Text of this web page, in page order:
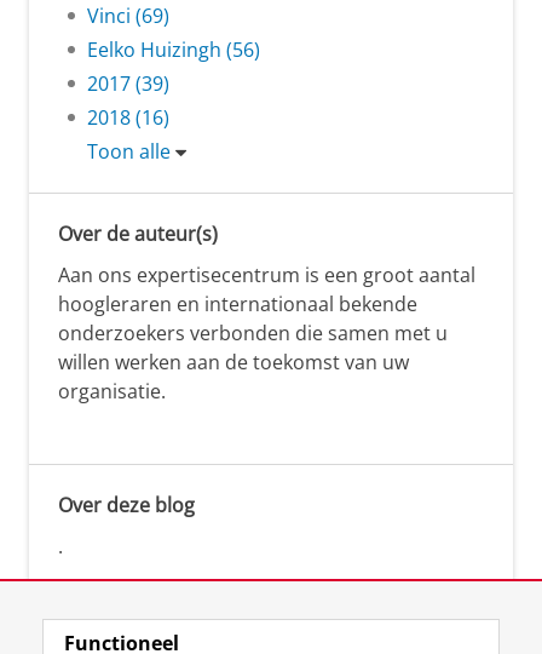
Vinci (69)
Eelko Huizingh (56)
2017 (39)
2018 (16)
Toon alle
Over de auteur(s)
Aan ons expertisecentrum is een groot aantal
hoogleraren en internationaal bekende
onderzoekers verbonden die samen met u
willen werken aan de toekomst van uw
organisatie.
Over deze blog
.
Functioneel